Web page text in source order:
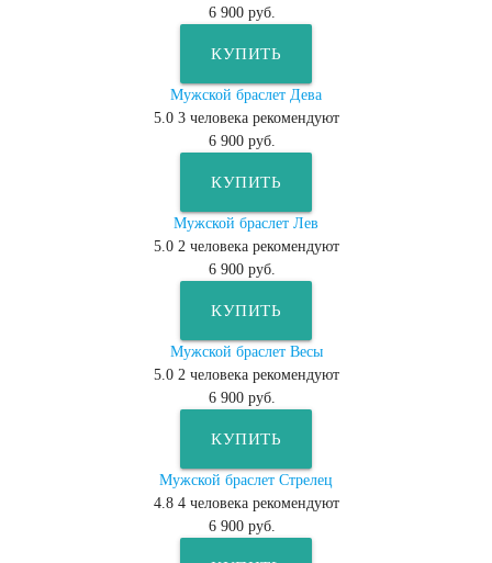
6 900 руб.
КУПИТЬ
Мужской браслет Дева
5.0 3человека рекомендуют
6 900 руб.
КУПИТЬ
Мужской браслет Лев
5.0 2 человека рекомендуют
6 900 руб.
КУПИТЬ
Мужской браслет Весы
5.0 2 человека рекомендуют
6 900 руб.
КУПИТЬ
Мужской браслет Стрелец
4.8 4человека рекомендуют
6 900 руб.